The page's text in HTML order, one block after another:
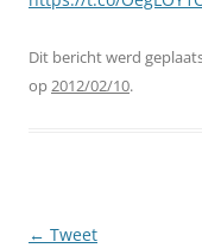
Dit bericht werd
op2012/02/10.
Berichtnavigatie
← Tweet